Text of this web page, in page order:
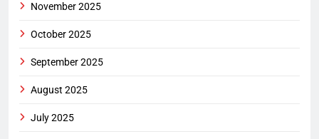
November 2025
October 2025
September 2025
August 2025
July 2025